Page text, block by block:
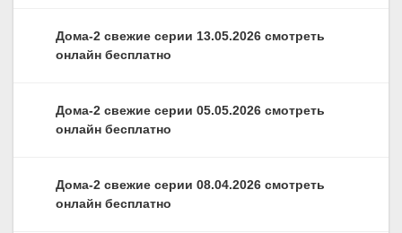
Дома-2 свежие серии 13.05.2026 смотреть
онлайн бесплатно
Дома-2 свежие серии 05.05.2026 смотреть
онлайн бесплатно
Дома-2 свежие серии 08.04.2026 смотреть
онлайн бесплатно